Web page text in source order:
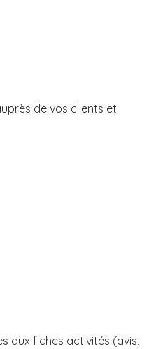
de vos clients et
aux fiches activités (avis,